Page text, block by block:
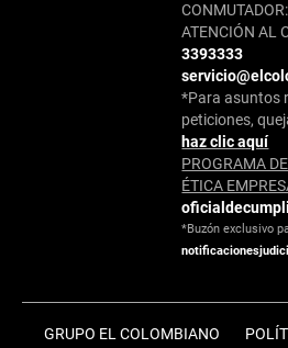
ATENCIÓN AL
3393333
*Para asuntos
peticiones,
haz clic aquí
PROGRAMA
ÉTICA
*Buzón exclusivo
GRUPO EL COLOMBIANO